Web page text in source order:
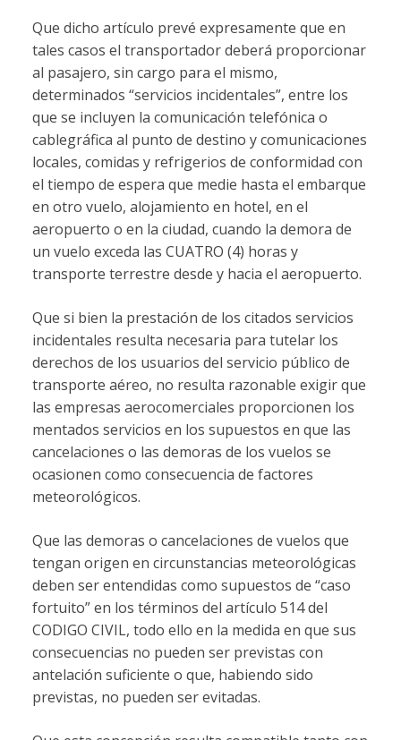
Que dicho artículo prevé expresamente que en
tales casos el transportador deberá proporcionar
al pasajero, sin cargo para el mismo,
determinados “servicios incidentales”, entre los
que se incluyen la comunicación telefónica o
cablegráfica al punto de destino y comunicaciones
locales, comidas y refrigerios de conformidad con
el tiempo de espera que medie hasta el embarque
en otro vuelo, alojamiento en hotel, en el
aeropuerto o en la ciudad, cuando la demora de
un vuelo exceda las CUATRO (4) horas y
transporte terrestre desde y hacia el aeropuerto.
Que si bien la prestación de los citados servicios
incidentales resulta necesaria para tutelar los
derechos de los usuarios del servicio público de
transporte aéreo, no resulta razonable exigir que
las empresas aerocomerciales proporcionen los
mentados servicios en los supuestos en que las
cancelaciones o las demoras de los vuelos se
ocasionen como consecuencia de factores
meteorológicos.
Que las demoras o cancelaciones de vuelos que
tengan origen en circunstancias meteorológicas
deben ser entendidas como supuestos de “caso
fortuito” en los términos del artículo 514 del
CODIGO CIVIL, todo ello en la medida en que sus
consecuencias no pueden ser previstas con
antelación suficiente o que, habiendo sido
previstas, no pueden ser evitadas.